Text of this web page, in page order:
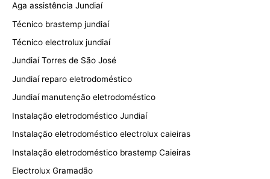
Aga assistência Jundiaí
Técnico brastemp jundiaí
Técnico electrolux jundiaí
Jundiaí Torres de São José
Jundiaí reparo eletrodoméstico
Jundiaí manutenção eletrodoméstico
Instalação eletrodoméstico Jundiaí
Instalação eletrodoméstico electrolux caieiras
Instalação eletrodoméstico brastemp Caieiras
Electrolux Gramadão